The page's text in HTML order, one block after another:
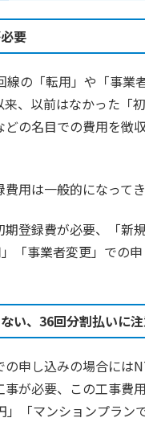
要
線の「転用」や「事業
来、以前はなかった「
の名目での費用を徴
用は一般的になってき
登録費が必要、「新
「事業者変更」での
い、36回分割払いに
の申し込みの場合には
事が必要、この工事費
」「マンションプラン